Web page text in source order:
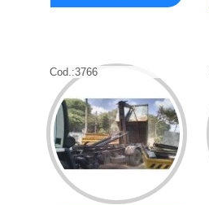
Cod.:3766